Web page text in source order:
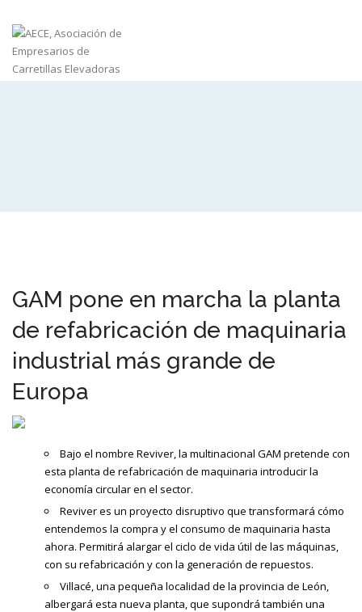
GAM pone en marcha la planta
de refabricación de maquinaria
industrial más grande de
Europa
Bajo el nombre Reviver, la multinacional GAM pretende con
esta planta de refabricación de maquinaria introducir la
economía circular en el sector.
Reviver es un proyecto disruptivo que transformará cómo
entendemos la compra y el consumo de maquinaria hasta
ahora. Permitirá alargar el ciclo de vida útil de las máquinas,
con su refabricación y con la generación de repuestos.
Villacé, una pequeña localidad de la provincia de León,
albergará esta nueva planta, que supondrá también una